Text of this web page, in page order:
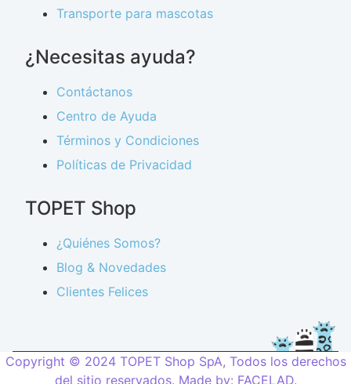
Transporte para mascotas
¿Necesitas ayuda?
Contáctanos
Centro de Ayuda
Términos y Condiciones
Políticas de Privacidad
TOPET Shop
¿Quiénes Somos?
Blog & Novedades
Clientes Felices
Copyright © 2024 TOPET Shop SpA, Todos los derechos
del sitio reservados. Made by: FACELAD.